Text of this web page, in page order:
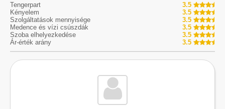
Tengerpart
3.5
Kényelem
3.5
Szolgáltatások mennyisége
3.5
Medence és vízi csúszdák
3.5
Szoba elhelyezkedése
3.5
Ár-érték arány
3.5